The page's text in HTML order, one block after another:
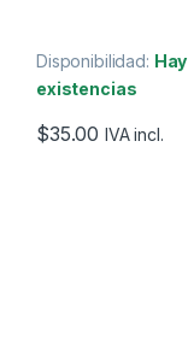
Disponibilidad: Hay
existencias
$35.00 IVA incl.